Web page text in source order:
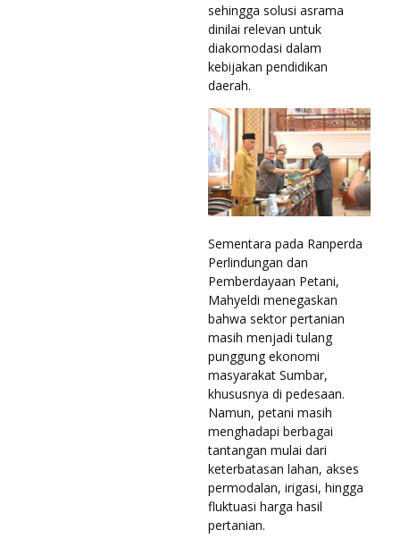
sehingga solusi asrama
dinilai relevan untuk
diakomodasi dalam
kebijakan pendidikan
daerah.
Sementara pada Ranperda
Perlindungan dan
Pemberdayaan Petani,
Mahyeldi menegaskan
bahwa sektor pertanian
masih menjadi tulang
punggung ekonomi
masyarakat Sumbar,
khususnya di pedesaan.
Namun, petani masih
menghadapi berbagai
tantangan mulai dari
keterbatasan lahan, akses
permodalan, irigasi, hingga
fluktuasi harga hasil
pertanian.